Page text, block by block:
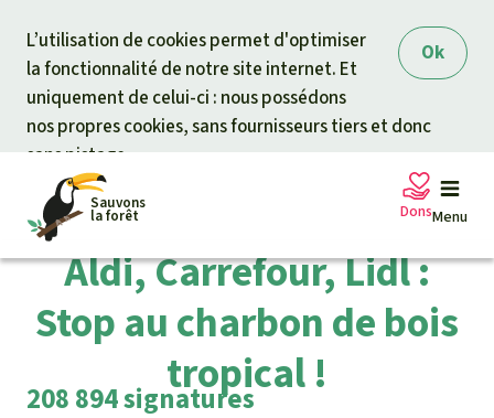
Ok
L’utilisation de cookies permet d'optimiser
la fonctionnalité de notre site internet. Et
uniquement de celui-ci : nous possédons
nos propres cookies, sans fournisseurs tiers et donc
sans pistage.
Sauvons
la forêt Menu
Pétitions
Projets
Dons
Votre soutien est capital
Don général
Pétition terminée
Aldi, Carrefour, Lidl :
Stop au charbon de bois
tropical !
208 894 signatures